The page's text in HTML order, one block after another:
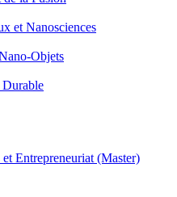
et Nanosciences
Objets
Entrepreneuriat (Master)